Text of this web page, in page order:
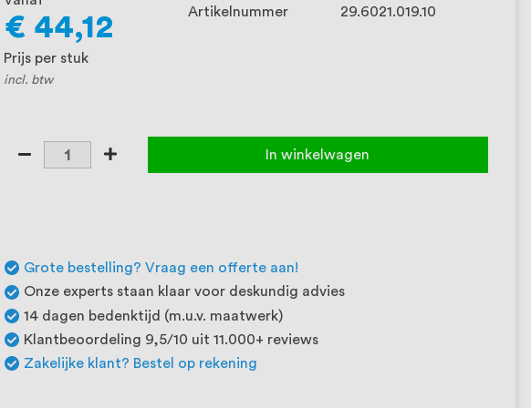
€ 44,12
Prijs per stuk
incl. btw
Artikelnummer 29.6021.019.10
In winkelwagen
Grote bestelling? Vraag een offerte aan!
Onze experts staan klaar voor deskundig advies
14 dagen bedenktijd (m.u.v. maatwerk)
Klantbeoordeling 9,5/10 uit 11.000+ reviews
Zakelijke klant? Bestel op rekening